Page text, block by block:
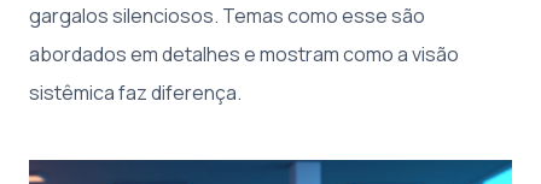
gargalos silenciosos. Temas como esse são
abordados em detalhes e mostram como a visão
sistêmica faz diferença.